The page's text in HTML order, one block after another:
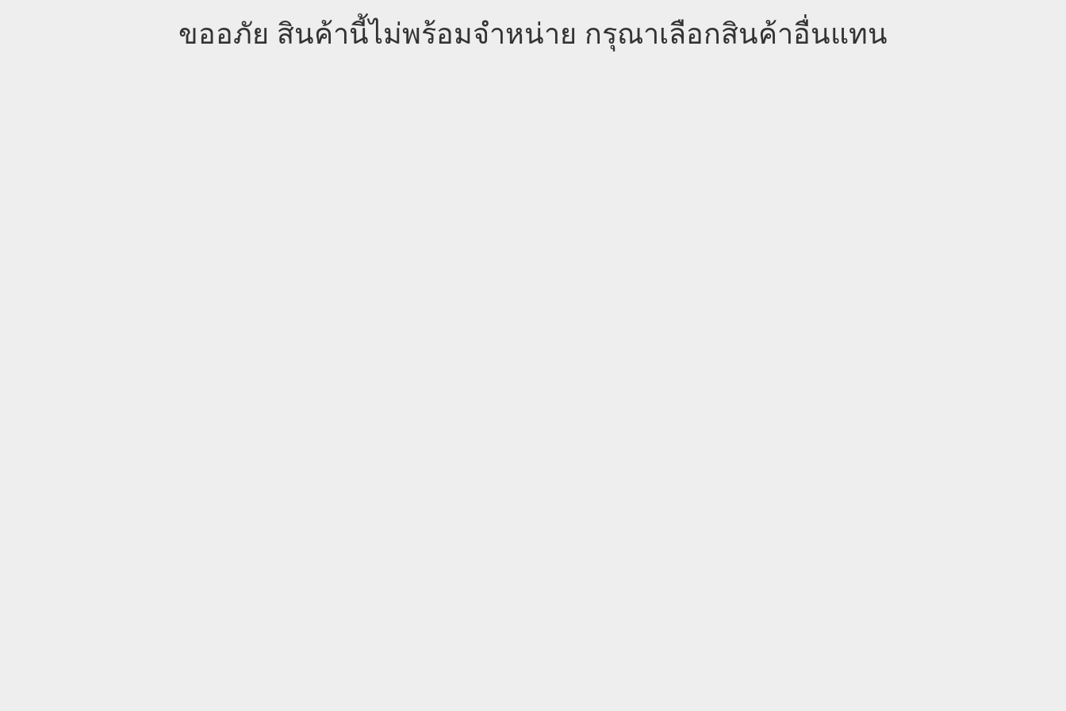
ขออภัย สินค้านี้ไม่พร้อมจำหน่าย กรุณาเลือกสินค้าอื่นแทน